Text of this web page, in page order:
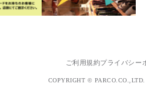
ご利用規約プライバシー
COPYRIGHT © PARCO.CO.,LTD.